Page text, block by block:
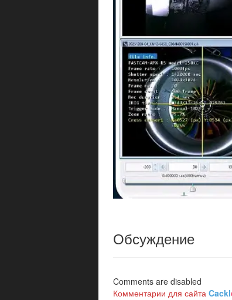
Обсуждение
Comments are disabled
Комментарии для сайта Cackl